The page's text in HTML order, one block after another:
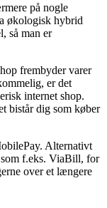
på nogle
økologisk hybrid
så man er
frembyder varer
er det
internet shop.
bistår dig som køber
Alternativt
f.eks. ViaBill, for
over et længere